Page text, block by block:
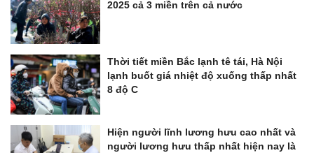
2025 cả 3 miền trên cả nước
Thời tiết miền Bắc lạnh tê tái, Hà Nội
lạnh buốt giá nhiệt độ xuống thấp nhất
8 độ C
Hiện người lĩnh lương hưu cao nhất và
người lương hưu thấp nhất hiện nay là